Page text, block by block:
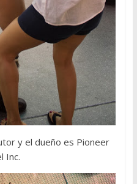
y el dueño es Pioneer
Inc.